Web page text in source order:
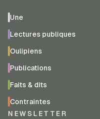
Une
Lectures publiques
Oulipiens
Publications
Faits & dits
Contraintes
NEWSLETTER